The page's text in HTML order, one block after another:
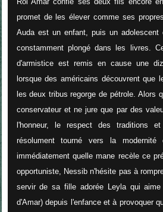
promet de les élever comme ses
Auda est un enfant, puis un adolescent
constamment plongé dans les livres.
d'armistice est remis en cause une
lorsque des américains découvrent que
les deux tribus regorge de pétrole. Alors
conservateur et ne jure que par des
l'honneur, le respect des traditions
résolument tourné vers la modernité
immédiatement quelle mane recèle ce
opportuniste, Nessib n'hésite pas à
servir de sa fille adorée Leyla qui
d'Amar) depuis l'enfance et à provoquer